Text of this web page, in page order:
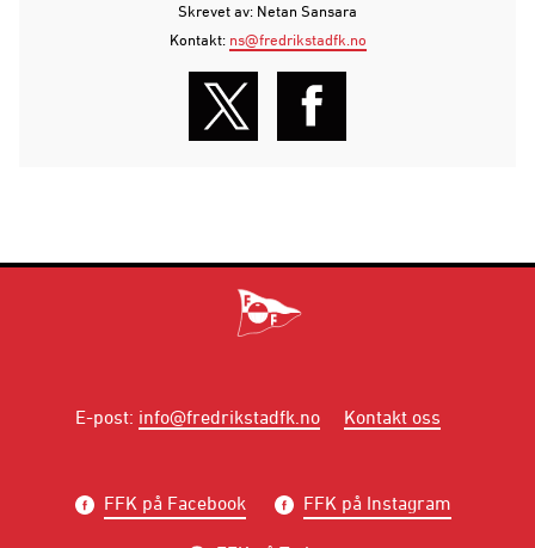
Skrevet av: Netan Sansara
Kontakt: ns@fredrikstadfk.no
E-post: info@fredrikstadfk.no Kontakt oss
FFK på Facebook FFK på Instagram